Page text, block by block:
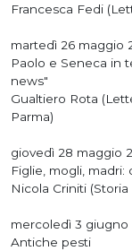
Francesca Fedi
martedì 26 maggio
Paolo e Seneca in
news"
Gualtiero Rota
Parma)
giovedì 28 maggio
Figlie, mogli,
Nicola Criniti
mercoledì 3 giugno
Antiche pesti